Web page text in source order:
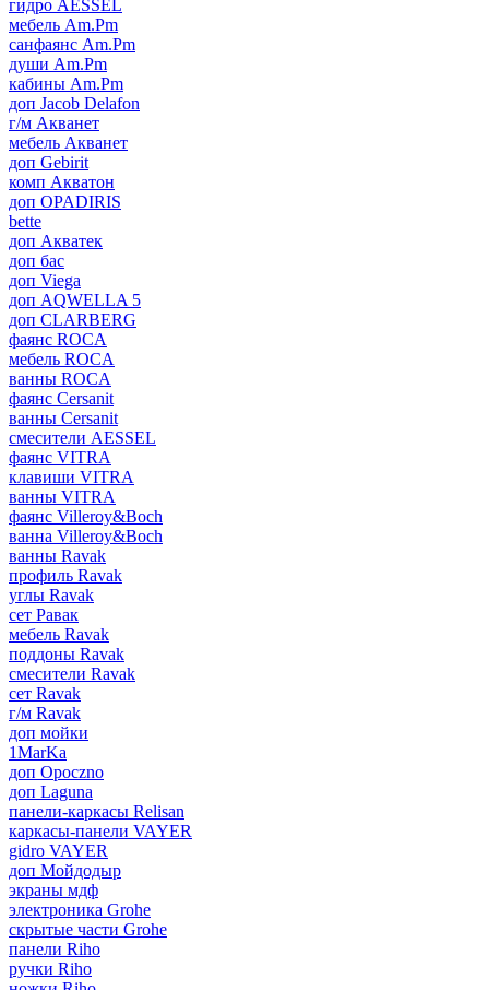
гидро AESSEL
мебель Am.Pm
санфаянс Am.Pm
души Am.Pm
кабины Am.Pm
доп Jacob Delafon
г/м Акванет
мебель Акванет
доп Gebirit
комп Акватон
доп OPADIRIS
bette
доп Акватек
доп бас
доп Viega
доп AQWELLA 5
доп CLARBERG
фаянс ROCA
мебель ROCA
ванны ROCA
фаянс Cersanit
ванны Cersanit
смесители AESSEL
фаянс VITRA
клавиши VITRA
ванны VITRA
фаянс Villeroy&Boch
ванна Villeroy&Boch
ванны Ravak
профиль Ravak
углы Ravak
сет Равак
мебель Ravak
поддоны Ravak
смесители Ravak
сет Ravak
г/м Ravak
доп мойки
1MarKa
доп Opoczno
доп Laguna
панели-каркасы Relisan
каркасы-панели VAYER
gidro VAYER
доп Мойдодыр
экраны мдф
электроника Grohe
скрытые части Grohe
панели Riho
ручки Riho